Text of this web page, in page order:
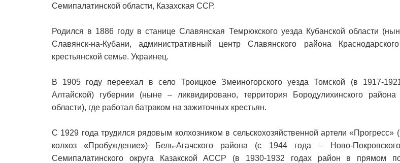
Семипалатинской области, Казахская ССР.
Родился в 1886 году в станице Славянская Темрюкского уезда Кубанской области
Славянск-на-Кубани, административный центр Славянского района
крестьянской семье. Украинец.
В 1905 году переехал в село Троицкое Змеиногорского уезда Томской (в 1917-
Алтайской) губернии (ныне – ликвидировано, территория Бородулихинского района
области), где работал батраком на зажиточных крестьян.
С 1929 года трудился рядовым колхозником в сельскохозяйственной артели «Прогресс»
колхоз «Пробуждение») Бель-Агачского района (с 1944 года – Ново-
Семипалатинского округа Казакской АССР (в 1930-1932 годах район в прямом